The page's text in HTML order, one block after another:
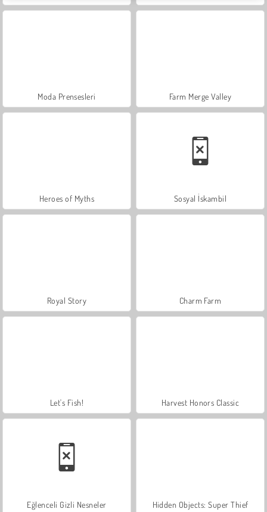
Moda Prensesleri Farm Merge Valley
Heroes of Myths Sosyal İskambil
Royal Story Charm Farm
Let's Fish! Harvest Honors Classic
Eğlenceli Gizli Nesneler Hidden Objects: Super Thief